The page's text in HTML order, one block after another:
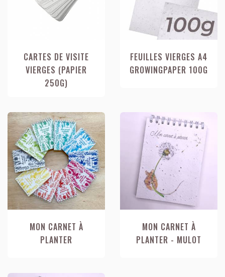
CARTES DE VISITE
VIERGES (PAPIER
250G)
FEUILLES VIERGES A4
GROWINGPAPER 100G
MON CARNET À
PLANTER
MON CARNET À
PLANTER - MULOT